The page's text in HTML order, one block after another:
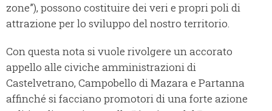
zone”), possono costituire dei veri e propri poli di
attrazione per lo sviluppo del nostro territorio.
Con questa nota si vuole rivolgere un accorato
appello alle civiche amministrazioni di
Castelvetrano, Campobello di Mazara e Partanna
affinché si facciano promotori di una forte azione